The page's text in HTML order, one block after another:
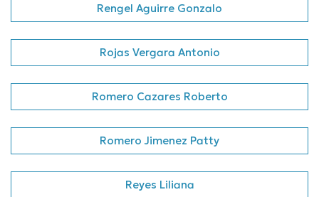
Rengel Aguirre Gonzalo
Rojas Vergara Antonio
Romero Cazares Roberto
Romero Jimenez Patty
Reyes Liliana